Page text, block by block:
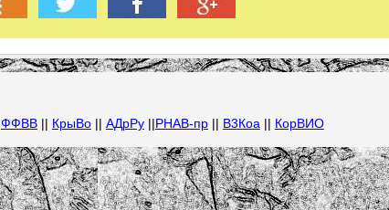
ФФВВ|| КрыВо|| АДрРу||РНАВ-пр|| В3Коа || КорВИО